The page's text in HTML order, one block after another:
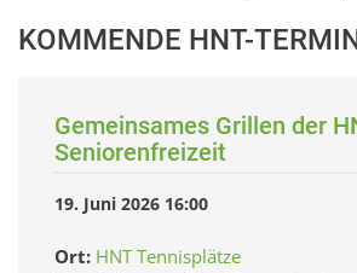
KOMMENDE HNT-
Gemeinsames Grillen der
Seniorenfreizeit
19. Juni 2026 16:00
Ort: HNT Tennisplätze